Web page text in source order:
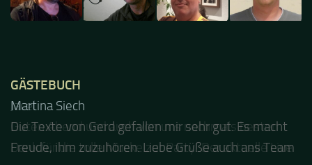
GÄSTEBUCH
Jacel
Guten Abend und auch von uns nochmals besten